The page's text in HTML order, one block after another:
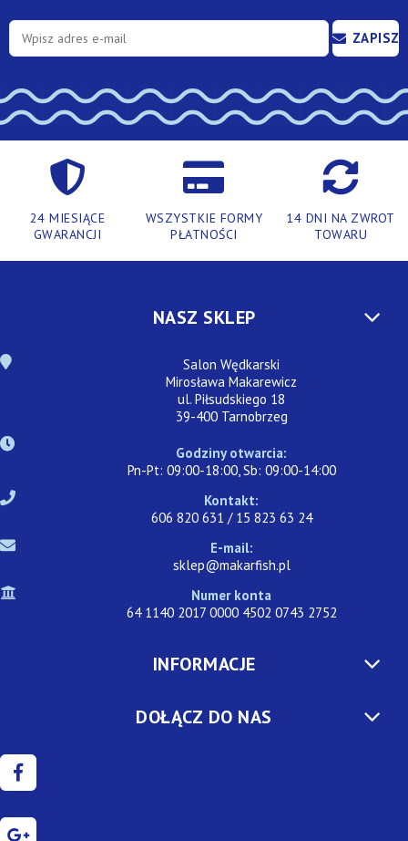
ZAPISZ
24 MIESIĄCE
GWARANCJI
WSZYSTKIE FORMY
PŁATNOŚCI
14 DNI NA ZWROT
TOWARU
NASZ SKLEP
Salon Wędkarski
Mirosława Makarewicz
ul. Piłsudskiego 18
39-400 Tarnobrzeg
Godziny otwarcia:
Pn-Pt: 09:00-18:00, Sb: 09:00-14:00
Kontakt:
606 820 631 / 15 823 63 24
E-mail:
sklep@makarfish.pl
Numer konta
64 1140 2017 0000 4502 0743 2752
INFORMACJE
DOŁĄCZ DO NAS